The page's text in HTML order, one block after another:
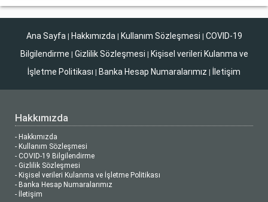
Ana Sayfa | Hakkımızda | Kullanım Sözleşmesi | COVID-19
Bilgilendirme | Gizlilik Sözleşmesi | Kişisel verileri Kulanma ve
İşletme Politikası | Banka Hesap Numaralarımız | İletişim
Hakkımızda
- Hakkımızda
- Kullanım Sözleşmesi
- COVID-19 Bilgilendirme
- Gizlilik Sözleşmesi
- Kişisel verileri Kulanma ve İşletme Politikası
- Banka Hesap Numaralarımız
- İletişim